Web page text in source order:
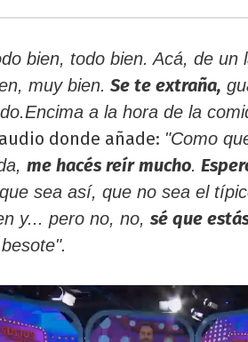
bien, todo bien. Acá, de un
muy bien. Se te extraña,
a la hora de la
donde añade: "Como
me hacés reír mucho.
sea así, que no sea el
y... pero no, no, sé que